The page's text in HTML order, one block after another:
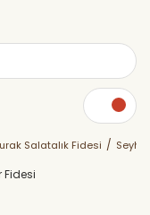
Salatalık Fidesi